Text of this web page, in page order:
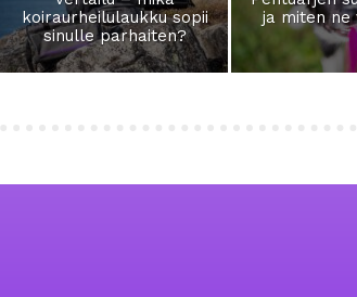
koiraurheilulaukku sopii
sinulle parhaiten?
ja miten